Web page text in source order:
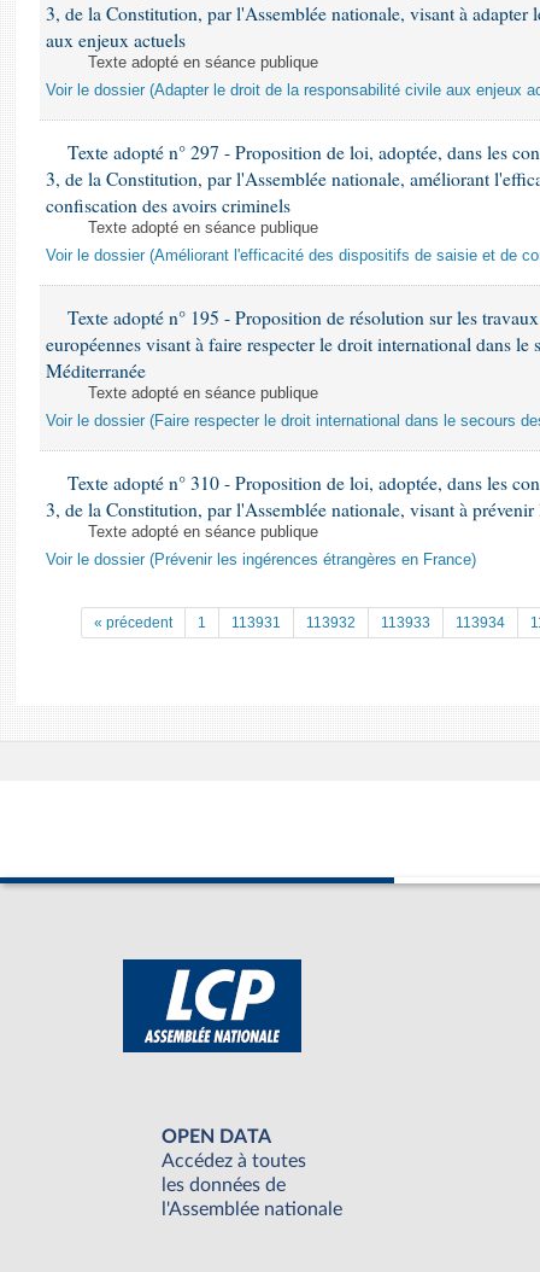
3, de la Constitution, par l'Assemblée nationale, visant à
aux enjeux actuels
Texte adopté en séance publique
Voir le dossier (Adapter le droit de la responsabilité civile aux enjeux
Texte adopté n° 297 - Proposition de loi, adoptée, dans les
3, de la Constitution, par l'Assemblée nationale, améliorant
confiscation des avoirs criminels
Texte adopté en séance publique
Voir le dossier (Améliorant l'efficacité des dispositifs de saisie et de
Texte adopté n° 195 - Proposition de résolution sur les
européennes visant à faire respecter le droit international dans le
Méditerranée
Texte adopté en séance publique
Voir le dossier (Faire respecter le droit international dans le secours
Texte adopté n° 310 - Proposition de loi, adoptée, dans les
3, de la Constitution, par l'Assemblée nationale, visant à prévenir
Texte adopté en séance publique
Voir le dossier (Prévenir les ingérences étrangères en France)
« précedent 1 113931 113932 113933 113934
OPEN DATA
Accédez à toutes
les données de
l'Assemblée nationale